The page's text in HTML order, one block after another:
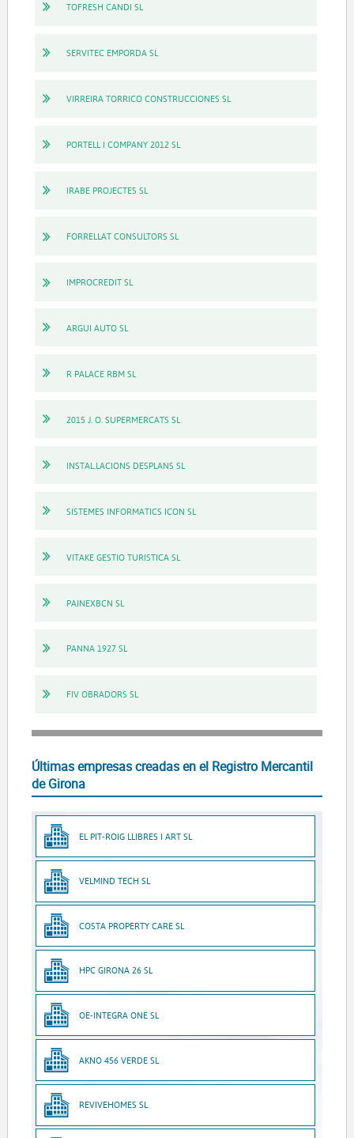
TOFRESH CANDI SL
SERVITEC EMPORDA SL
VIRREIRA TORRICO CONSTRUCCIONES SL
PORTELL I COMPANY 2012 SL
IRABE PROJECTES SL
FORRELLAT CONSULTORS SL
IMPROCREDIT SL
ARGUI AUTO SL
R PALACE RBM SL
2015 J. O. SUPERMERCATS SL
INSTAL.LACIONS DESPLANS SL
SISTEMES INFORMATICS ICON SL
VITAKE GESTIO TURISTICA SL
PAINEXBCN SL
PANNA 1927 SL
FIV OBRADORS SL
Últimas empresas creadas en el Registro Mercantil
de Girona
EL PIT-ROIG LLIBRES I ART SL
VELMIND TECH SL
COSTA PROPERTY CARE SL
HPC GIRONA 26 SL
OE-INTEGRA ONE SL
AKNO 456 VERDE SL
REVIVEHOMES SL